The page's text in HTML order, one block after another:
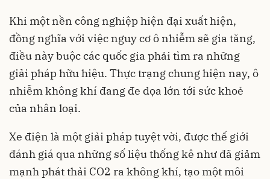
Khi một nền công nghiệp hiện đại xuất hiện,
đồng nghĩa với việc nguy cơ ô nhiễm sẽ gia tăng,
điều này buộc các quốc gia phải tìm ra những
giải pháp hữu hiệu. Thực trạng chung hiện nay, ô
nhiễm không khí đang đe dọa lớn tới sức khoẻ
của nhân loại.
Xe điện là một giải pháp tuyệt vời, được thế giới
đánh giá qua những số liệu thống kê như đã giảm
mạnh phát thải CO2 ra không khí, tạo một môi